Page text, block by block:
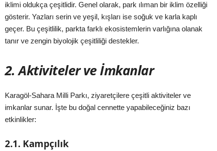
iklimi oldukça çeşitlidir. Genel olarak, park ılıman bir iklim özelliği
gösterir. Yazları serin ve yeşil, kışları ise soğuk ve karla kaplı
geçer. Bu çeşitlilik, parkta farklı ekosistemlerin varlığına olanak
tanır ve zengin biyolojik çeşitliliği destekler.
2. Aktiviteler ve İmkanlar
Karagöl-Sahara Milli Parkı, ziyaretçilere çeşitli aktiviteler ve
imkanlar sunar. İşte bu doğal cennette yapabileceğiniz bazı
etkinlikler:
2.1. Kampçılık